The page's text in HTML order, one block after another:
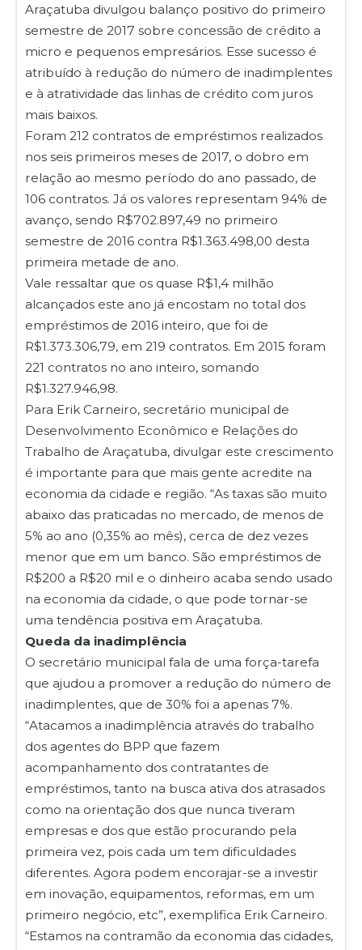
Araçatuba divulgou balanço positivo do primeiro
semestre de 2017 sobre concessão de crédito a
micro e pequenos empresários. Esse sucesso é
atribuído à redução do número de inadimplentes
e à atratividade das linhas de crédito com juros
mais baixos.
Foram 212 contratos de empréstimos realizados
nos seis primeiros meses de 2017, o dobro em
relação ao mesmo período do ano passado, de
106 contratos. Já os valores representam 94% de
avanço, sendo R$702.897,49 no primeiro
semestre de 2016 contra R$1.363.498,00 desta
primeira metade de ano.
Vale ressaltar que os quase R$1,4 milhão
alcançados este ano já encostam no total dos
empréstimos de 2016 inteiro, que foi de
R$1.373.306,79, em 219 contratos. Em 2015 foram
221 contratos no ano inteiro, somando
R$1.327.946,98.
Para Erik Carneiro, secretário municipal de
Desenvolvimento Econômico e Relações do
Trabalho de Araçatuba, divulgar este crescimento
é importante para que mais gente acredite na
economia da cidade e região. “As taxas são muito
abaixo das praticadas no mercado, de menos de
5% ao ano (0,35% ao mês), cerca de dez vezes
menor que em um banco. São empréstimos de
R$200 a R$20 mil e o dinheiro acaba sendo usado
na economia da cidade, o que pode tornar-se
uma tendência positiva em Araçatuba.
Queda da inadimplência
O secretário municipal fala de uma força-tarefa
que ajudou a promover a redução do número de
inadimplentes, que de 30% foi a apenas 7%.
“Atacamos a inadimplência através do trabalho
dos agentes do BPP que fazem
acompanhamento dos contratantes de
empréstimos, tanto na busca ativa dos atrasados
como na orientação dos que nunca tiveram
empresas e dos que estão procurando pela
primeira vez, pois cada um tem dificuldades
diferentes. Agora podem encorajar-se a investir
em inovação, equipamentos, reformas, em um
primeiro negócio, etc”, exemplifica Erik Carneiro.
“Estamos na contramão da economia das cidades,